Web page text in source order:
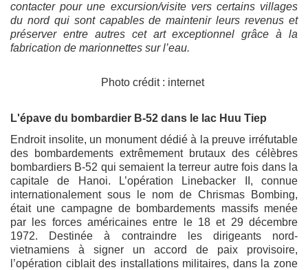
contacter pour une excursion/visite vers certains villages
du nord qui sont capables de maintenir leurs revenus et
préserver entre autres cet art exceptionnel grâce à la
fabrication de marionnettes sur l’eau.
Photo crédit : internet
L'épave du bombardier B-52 dans le lac Huu Tiep
Endroit insolite, un monument dédié à la preuve irréfutable
des bombardements extrêmement brutaux des célèbres
bombardiers B-52 qui semaient la terreur autre fois dans la
capitale de Hanoi. L’opération Linebacker II, connue
internationalement sous le nom de Chrismas Bombing,
était une campagne de bombardements massifs menée
par les forces américaines entre le 18 et 29 décembre
1972. Destinée à contraindre les dirigeants nord-
vietnamiens à signer un accord de paix provisoire,
l’opération ciblait des installations militaires, dans la zone